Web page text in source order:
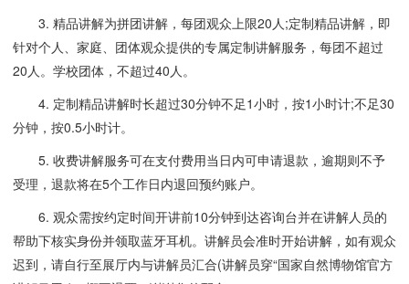
3. 精品讲解为拼团讲解，每团观众上限20人;定制精品讲解，即
针对个人、家庭、团体观众提供的专属定制讲解服务，每团不超过
20人。学校团体，不超过40人。
4. 定制精品讲解时长超过30分钟不足1小时，按1小时计;不足30
分钟，按0.5小时计。
5. 收费讲解服务可在支付费用当日内可申请退款，逾期则不予
受理，退款将在5个工作日内退回预约账户。
6. 观众需按约定时间开讲前10分钟到达咨询台并在讲解人员的
帮助下核实身份并领取蓝牙耳机。讲解员会准时开始讲解，如有观众
迟到，请自行至展厅内与讲解员汇合(讲解员穿“国家自然博物馆官方